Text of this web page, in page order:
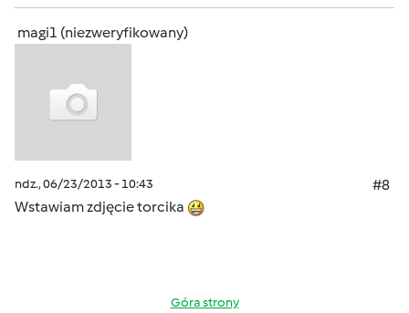
magi1 (niezweryfikowany)
ndz., 06/23/2013 - 10:43
#8
Wstawiam zdjęcie torcika
Góra strony